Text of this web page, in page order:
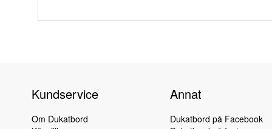
Kundservice
Om Dukatbord
Annat
Dukatbord på Facebook